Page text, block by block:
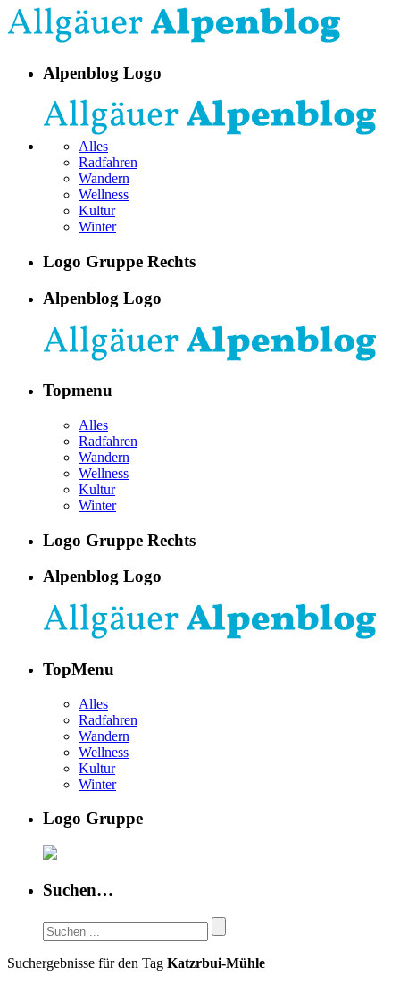
Alpenblog Logo
Alles
Radfahren
Wandern
Wellness
Kultur
Winter
Logo Gruppe Rechts
Alpenblog Logo
Topmenu
Alles
Radfahren
Wandern
Wellness
Kultur
Winter
Logo Gruppe Rechts
Alpenblog Logo
TopMenu
Alles
Radfahren
Wandern
Wellness
Kultur
Winter
Logo Gruppe
Suchen…
Suchergebnisse für den Tag Katzrbui-Mühle